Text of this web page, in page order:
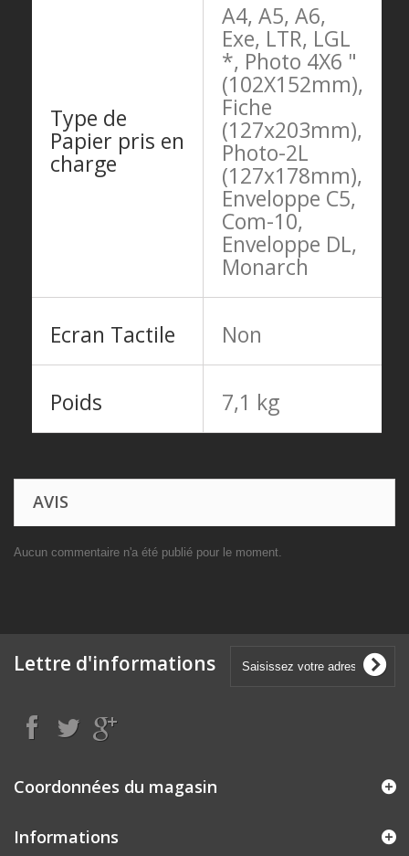
Type de
Papier pris en
charge
A4, A5, A6,
Exe, LTR, LGL
*, Photo 4X6 "
(102X152mm),
Fiche
(127x203mm),
Photo-2L
(127x178mm),
Enveloppe C5,
Com-10,
Enveloppe DL,
Monarch
Ecran Tactile Non
Poids 7,1 kg
AVIS
Aucun commentaire n'a été publié pour le moment.
Lettre d'informations
Coordonnées du magasin
Informations